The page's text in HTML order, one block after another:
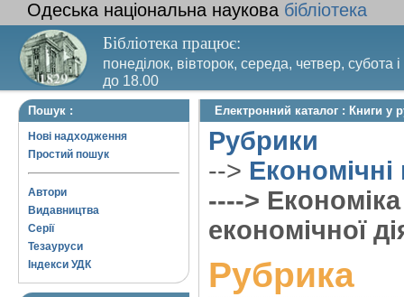
Одеська національна наукова бібліотека
Бібліотека працює:
понеділок, вівторок, середа, четвер, субота
до 18.00
Вихідний день – п’ятниця. Останній четвер
Пошук :
Нові надходження
Простий пошук
Автори
Видавництва
Серії
Тезауруси
Індекси УДК
Електронний каталог : Книги у
Рубрики
--> Економічні
---->
економічної
Рубрика